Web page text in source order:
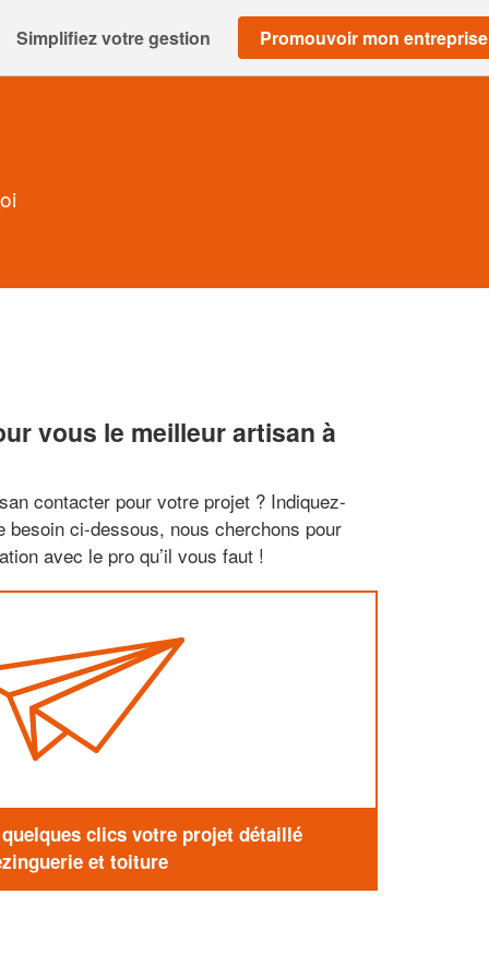
Simplifiez votre gestion Promouvoir mon entreprise
vous le meilleur artisan à
contacter pour votre projet ? Indiquez-
besoin ci-dessous, nous cherchons pour
avec le pro qu’il vous faut !
clics votre projet détaillé
et toiture